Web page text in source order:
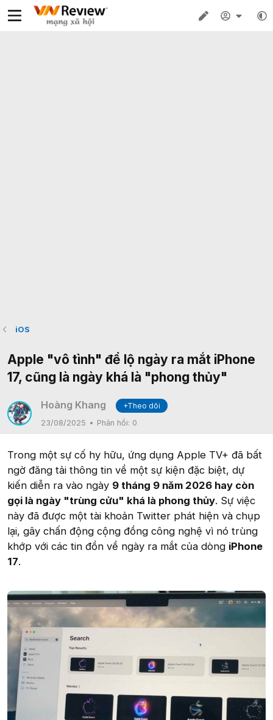
iOS
Apple "vô tình" để lộ ngày ra mắt iPhone
17, cũng là ngày khá là "phong thủy"
Hoàng Khang
+Theo dõi
23/08/2025
Phản hồi: 0
Trong một sự cố hy hữu, ứng dụng Apple TV+ đã bất
ngờ đăng tải thông tin về một sự kiện đặc biệt, dự
kiến diễn ra vào ngày 9 tháng 9 năm 2026 hay còn
gọi là ngày "trùng cửu" khá là phong thủy. Sự việc
này đã được một tài khoản Twitter phát hiện và chụp
lại, gây chấn động cộng đồng công nghệ vì nó trùng
khớp với các tin đồn về ngày ra mắt của dòng iPhone
17.